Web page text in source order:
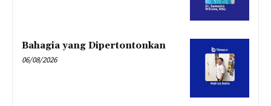
Bahagia yang Dipertontonkan
06/08/2026